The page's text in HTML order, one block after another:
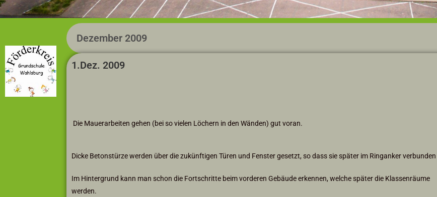
Dezember 2009
1.Dez. 2009
Die Mauerarbeiten gehen (bei so vielen Löchern in den Wänden) gut voran.
Dicke Betonstürze werden über die zukünftigen Türen und Fenster gesetzt, so dass sie später im Ringanker
Im Hintergrund kann man schon die Fortschritte beim vorderen Gebäude erkennen, welche später die Klassenräume
werden.